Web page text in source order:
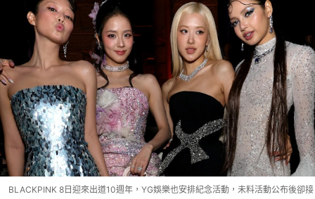
BLACKPINK 8日迎來出道10週年，YG娛樂也安排紀念活動，未料活動公布後卻接